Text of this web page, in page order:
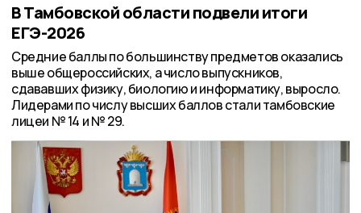
В Тамбовской области подвели итоги
ЕГЭ-2026
Средние баллы по большинству предметов оказались
выше общероссийских, а число выпускников,
сдававших физику, биологию и информатику, выросло.
Лидерами по числу высших баллов стали тамбовские
лицеи № 14 и № 29.